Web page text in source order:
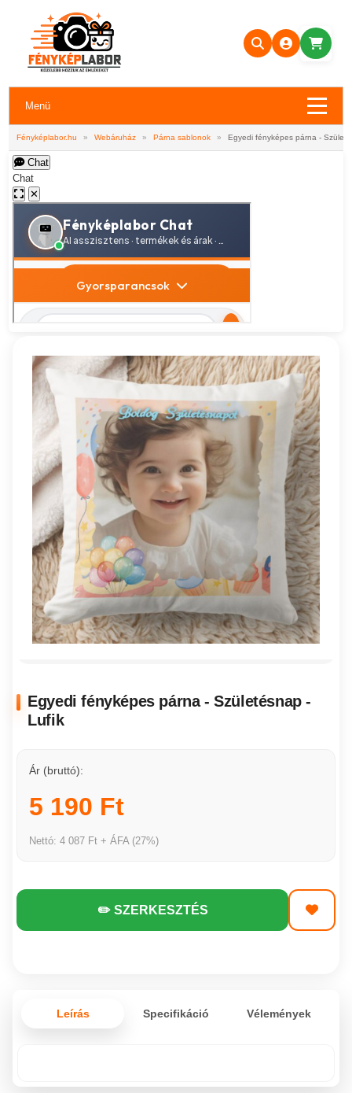
Menü
Fényképlabor.hu » Webáruház » Párna sablonok » Egyedi fényképes párna -
Chat
Chat
✕
Egyedi fényképes párna - Születésnap -
Lufik
Ár (bruttó):
5 190 Ft
Nettó: 4 087 Ft + ÁFA (27%)
✏️ SZERKESZTÉS
Leírás Specifikáció Vélemények